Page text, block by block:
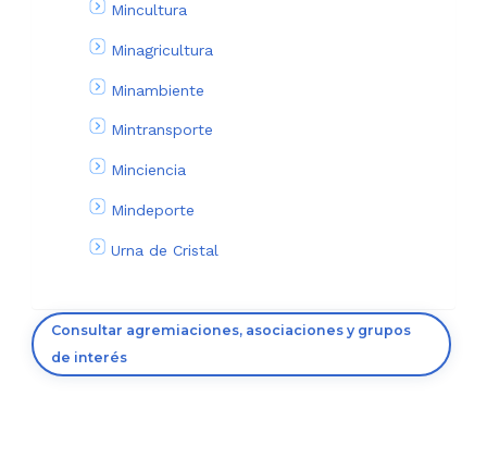
Mincultura
Minagricultura
Minambiente
Mintransporte
Minciencia
Mindeporte
Urna de Cristal
Consultar agremiaciones, asociaciones y grupos
de interés